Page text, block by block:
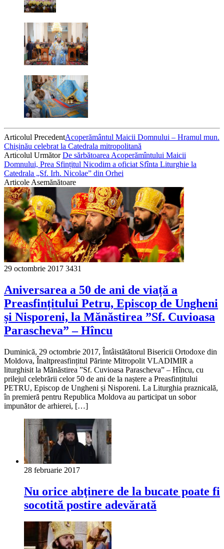
Articolul PrecedentAcoperământul Maicii Domnului – Hramul mun.
Chișinău celebrat la Catedrala mitropolitană
Articolul UrmătorDe sărbătoarea Acoperămîntului Maicii
Domnului, Prea Sfințitul Nicodim a oficiat Sfînta Liturghie la
Catedrala „Sf. Irh. Nicolae” din Orhei
Articole Asemănătoare
29 octombrie 2017 3431
Aniversarea a 50 de ani de viață a
Preasfințitului Petru, Episcop de Ungheni
și Nisporeni, la Mănăstirea ”Sf. Cuvioasa
Parascheva” – Hîncu
Duminică, 29 octombrie 2017, Întâistătătorul Bisericii Ortodoxe din
Moldova, Înaltpreasfințitul Părinte Mitropolit VLADIMIR a
liturghisit la Mănăstirea ”Sf. Cuvioasa Parascheva” – Hîncu, cu
prilejul celebrării celor 50 de ani de la naștere a Preasfințitului
PETRU, Episcop de Ungheni și Nisporeni. La Liturghia praznicală,
în premieră pentru Republica Moldova au participat un sobor
impunător de arhierei, […]
28 februarie 2017
Nu orice abţinere de la bucate poate fi
socotită postire adevărată